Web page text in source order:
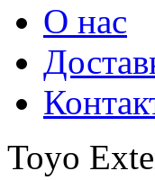
О нас
Toyo